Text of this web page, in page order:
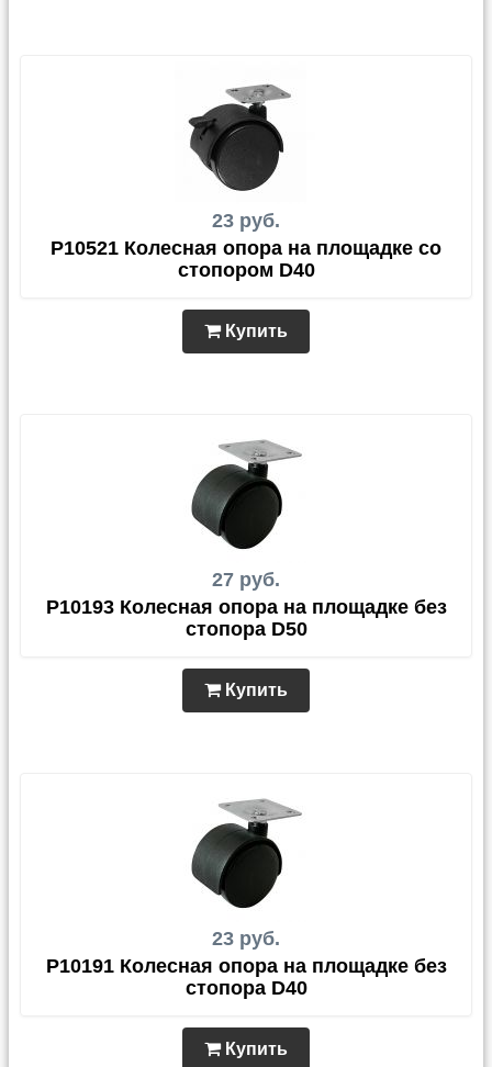
23 руб.
P10521 Колесная опора на площадке со
стопором D40
Купить
27 руб.
P10193 Колесная опора на площадке без
стопора D50
Купить
23 руб.
P10191 Колесная опора на площадке без
стопора D40
Купить